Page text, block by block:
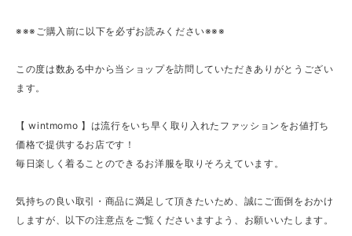
※※※ご購入前に以下を必ずお読みください※※※
この度は数ある中から当ショップを訪問していただきありがとうござい
ます。
【 wintmomo 】は流行をいち早く取り入れたファッションをお値打ち
価格で提供するお店です！
毎日楽しく着ることのできるお洋服を取りそろえています。
気持ちの良い取引・商品に満足して頂きたいため、誠にご面倒をおかけ
しますが、以下の注意点をご覧くださいますよう、お願いいたします。